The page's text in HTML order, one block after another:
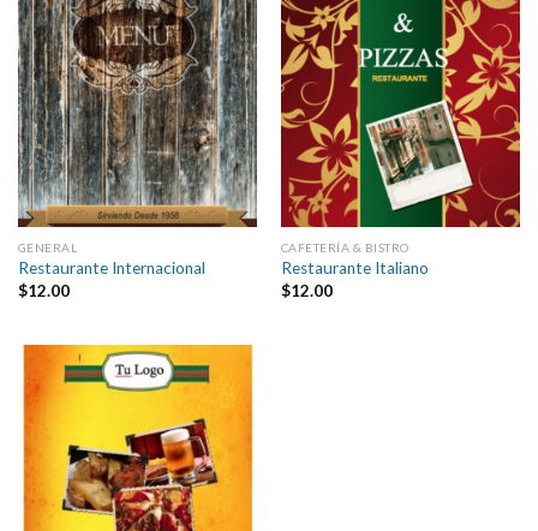
GENERAL
Restaurante Internacional
$12.00
CAFETERÍA & BISTRO
Restaurante Italiano
$12.00